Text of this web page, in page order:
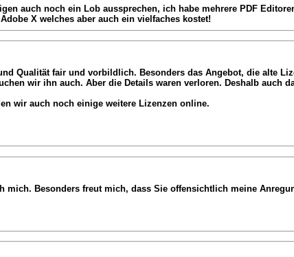
auch noch ein Lob aussprechen, ich habe mehrere PDF
X welches aber auch ein vielfaches kostet!
Qualität fair und vorbildlich. Besonders das Angebot, die alte
wir ihn auch. Aber die Details waren verloren. Deshalb auch
wir auch noch einige weitere Lizenzen online.
mich. Besonders freut mich, dass Sie offensichtlich meine